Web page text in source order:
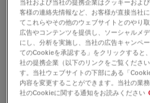
DOWNLOAD
Leica DFC425
Jul 27, 2026 PDF, 265
DOWNLOAD
当社および当社の提携企業はクッキーおよ
客様の連絡先情報など、お客様が直接当社
てこれらやその他のウェブサイトとのやり
広告やコンテンツを提供し、ソーシャルメ
にし、分析を実施し、当社の広告キャンペ
てのCookieを承認する」をクリックすると
社の提携企業（以下のリンクをご覧くださ
す。当社ウェブサイトの下部にある「
内容を変更することができます。当社の業
社のCookieに関する通知をお読みください